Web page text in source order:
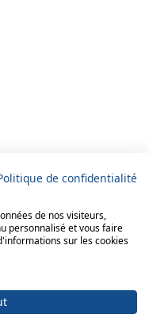
de confidentialité
de nos visiteurs,
personnalisé et vous faire
sur les cookies